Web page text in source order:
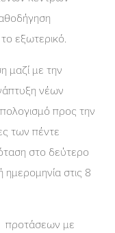
εξωτερικό.
μαζί με την
νέων
προς την
των πέντε
στο δεύτερο
ημερομηνία στις 8
προτάσεων με